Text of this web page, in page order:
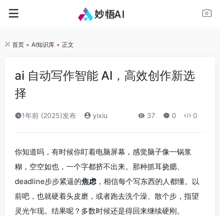
首页 • AI知识库 • 正文
ai 自动写作智能 AI，高效创作新选
择
1年前 (2025)发布 yixiu 37 0 0
你知道吗，有时候你盯着电脑屏幕，感觉脑子像一锅浆
糊，空空如也，一个字都挤不出来。那种抓耳挠腮、
deadline步步紧逼的焦虑，相信每个写东西的人都懂。以
前吧，也就硬着头皮磨，或者跑去洗个澡、散个步，指望
灵光乍现。结果呢？多数时候还是得回来继续硬刚。